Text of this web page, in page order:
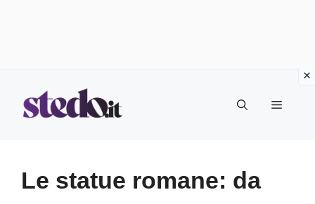
Menu
Le statue romane: da